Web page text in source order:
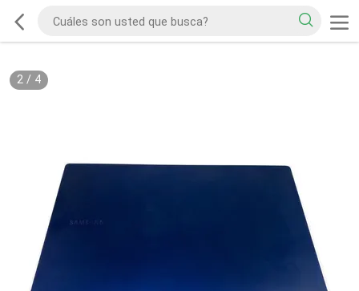
2/ 4